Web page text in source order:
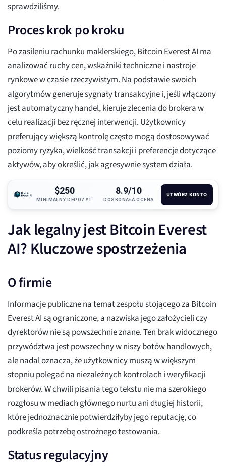
sprawdziliśmy.
Proces krok po kroku
Po zasileniu rachunku maklerskiego, Bitcoin Everest AI ma
analizować ruchy cen, wskaźniki techniczne i nastroje
rynkowe w czasie rzeczywistym. Na podstawie swoich
algorytmów generuje sygnały transakcyjne i, jeśli włączony
jest automatyczny handel, kieruje zlecenia do brokera w
celu realizacji bez ręcznej interwencji. Użytkownicy
preferujący większą kontrolę często mogą dostosowywać
poziomy ryzyka, wielkość transakcji i preferencje dotyczące
aktywów, aby określić, jak agresywnie system działa.
$250
MINIMALNY DEPOZYT
8.9/10
DOSKONAŁA OCENA
UTWÓRZ KONTO
Jak legalny jest Bitcoin Everest
AI? Kluczowe spostrzeżenia
O firmie
Informacje publiczne na temat zespołu stojącego za Bitcoin
Everest AI są ograniczone, a nazwiska jego założycieli czy
dyrektorów nie są powszechnie znane. Ten brak widocznego
przywództwa jest powszechny w niszy botów handlowych,
ale nadal oznacza, że użytkownicy muszą w większym
stopniu polegać na niezależnych kontrolach i weryfikacji
brokerów. W chwili pisania tego tekstu nie ma szerokiego
rozgłosu w mediach głównego nurtu ani długiej historii,
które jednoznacznie potwierdziłyby jego reputację, co
podkreśla potrzebę ostrożnego testowania.
Status regulacyjny